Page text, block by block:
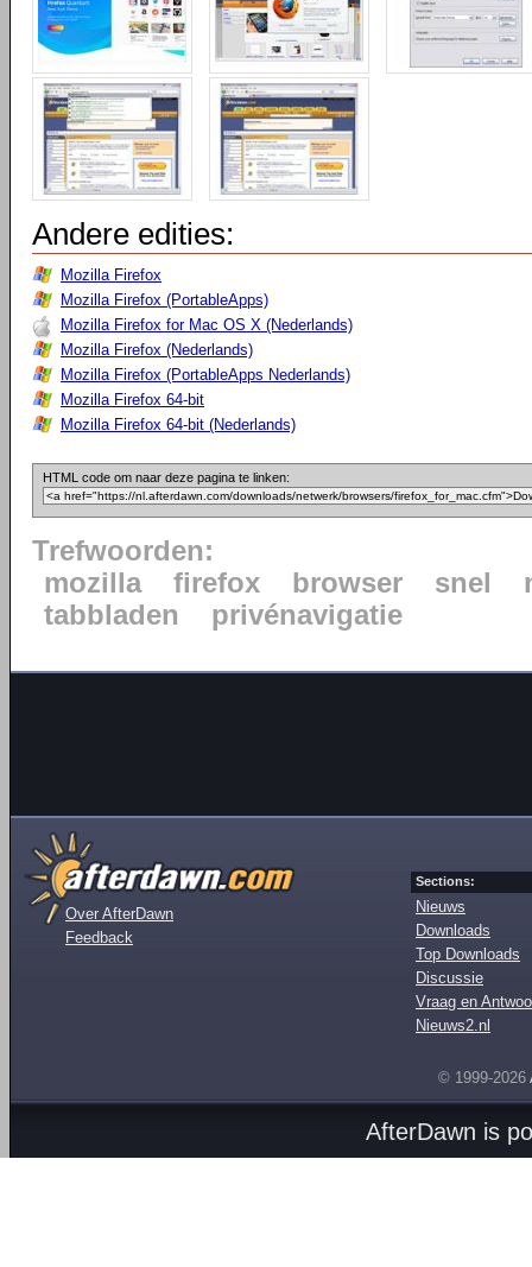
Andere edities:
Mozilla Firefox
Mozilla Firefox (PortableApps)
Mozilla Firefox for Mac OS X (Nederlands)
Mozilla Firefox (Nederlands)
Mozilla Firefox (PortableApps Nederlands)
Mozilla Firefox 64-bit
Mozilla Firefox 64-bit (Nederlands)
HTML code om naar deze pagina te linken:
Trefwoorden:
mozilla
firefox browser snel
tabbladen
privénavigatie
Over AfterDawn
Feedback
Sections:
Nieuws
Downloads
Top Downloads
Discussie
Vraag en
Nieuws2.nl
© 1999-2026
AfterDawn is